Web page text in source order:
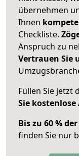
übernehmen
Ihnen
Checkliste.
Anspruch zu
Vertrauen Sie
Füllen Sie jetzt
Sie
Bis zu 60 %
finden Sie nur